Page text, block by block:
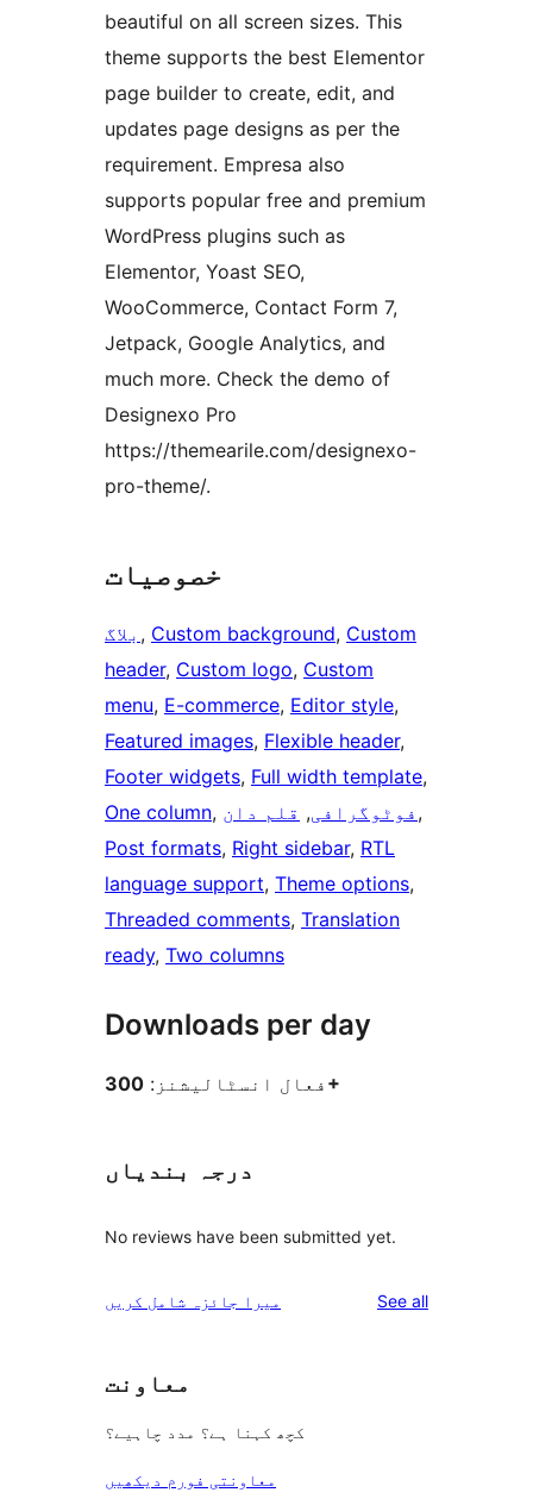
beautiful on all screen sizes. This
theme supports the best Elementor
page builder to create, edit, and
updates page designs as per the
requirement. Empresa also
supports popular free and premium
WordPress plugins such as
Elementor, Yoast SEO,
WooCommerce, Contact Form 7,
Jetpack, Google Analytics, and
much more. Check the demo of
Designexo Pro
https://themearile.com/designexo-
pro-theme/.
خصوصیات
بلاگ , Custom background, Custom
header, Custom logo, Custom
menu, E-commerce, Editor style
Featured images, Flexible header
Footer widgets, Full width template
One column, فوٹوگرافی, قلم دان
Post formats, Right sidebar, RTL
language support, Theme options
Threaded comments, Translation
ready, Two columns
Downloads per day
فعال انسٹالیشنز: 300+
درجہ بندیاں
No reviews have been submitted yet.
میرا جائزہ شامل کریں See allreviews
معاونت
کچھ کہنا ہے؟ مدد چاہیے؟
معاونتی فورم دیکھیں